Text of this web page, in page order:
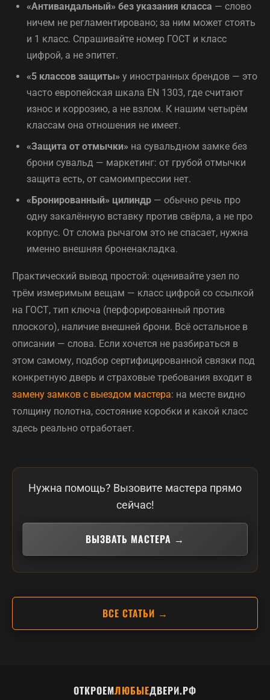
«Антивандальный» без указания класса — слово
ничем не регламентировано; за ним может стоять
и 1 класс. Спрашивайте номер ГОСТ и класс
цифрой, а не эпитет.
«5 классов защиты» у иностранных брендов — это
часто европейская шкала EN 1303, где считают
износ и коррозию, а не взлом. К нашим четырём
классам она отношения не имеет.
«Защита от отмычки» на сувальдном замке без
брони сувальд — маркетинг: от грубой отмычки
защита есть, от самоимпрессии нет.
«Бронированный» цилиндр — обычно речь про
одну закалённую вставку против свёрла, а не про
корпус. От слома рычагом это не спасает, нужна
именно внешняя броненакладка.
Практический вывод простой: оценивайте узел по
трём измеримым вещам — класс цифрой со ссылкой
на ГОСТ, тип ключа (перфорированный против
плоского), наличие внешней брони. Всё остальное в
описании — слова. Если хочется не разбираться в
этом самому, подбор сертифицированной связки под
конкретную дверь и страховые требования входит в
замену замков с выездом мастера: на месте видно
толщину полотна, состояние коробки и какой класс
здесь реально отработает.
Нужна помощь? Вызовите мастера прямо
сейчас!
ВЫЗВАТЬ МАСТЕРА →
ВСЕ СТАТЬИ →
ОТКРОЕМЛЮБЫЕДВЕРИ.РФ